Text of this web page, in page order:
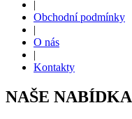
|
Obchodní podmínky
|
O nás
|
Kontakty
NAŠE NABÍDKA